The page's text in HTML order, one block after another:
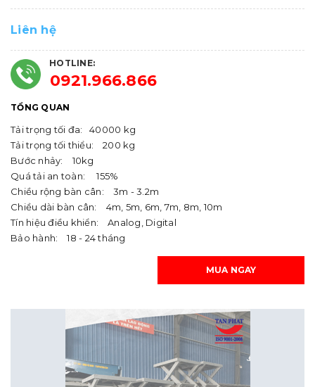
Liên hệ
HOTLINE:
0921.966.866
TỔNG QUAN
Tải trọng tối đa: 40000 kg
Tải trọng tối thiểu: 200 kg
Bước nhảy: 10kg
Quá tải an toàn: 155%
Chiều rộng bàn cân: 3m - 3.2m
Chiều dài bàn cân: 4m, 5m, 6m, 7m, 8m, 10m
Tín hiệu điều khiển: Analog, Digital
Bảo hành: 18 - 24 tháng
MUA NGAY